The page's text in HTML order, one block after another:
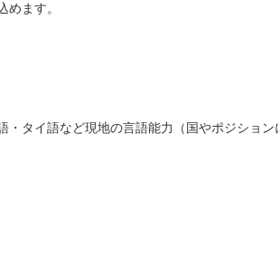
めます。
・タイ語など現地の言語能力（国やポジション